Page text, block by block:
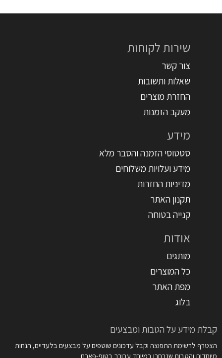
שירות לקוחות
צור קשר
שאלות ותשובות
החזרת מוצרים
מעקב הזמנות
מידע
סטטוסי הזמנה והסבר מלא
מידע ועלויות משלוחים
מדיניות החזרות
תקנון האתר
קנייה בטוחה
אודות
מותגים
כל המוצרים
מפת האתר
בלוג
קבלת מידע על הטבות ומבצעים
הצטרף לרשימת התפוצה וקבל עדכונים שוטפים על מבצעים בלעדיים, הנחות
מיוחדות והטבות שנבחרו במיוחד עבורך בטופ-פארם